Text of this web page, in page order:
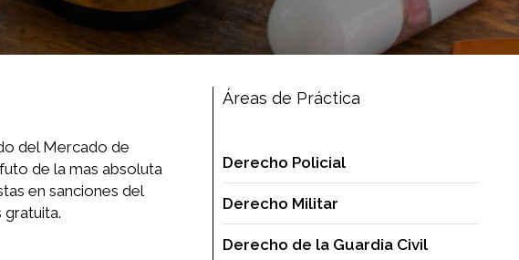
del Mercado de
de la mas absoluta
en sanciones del
Áreas de Práctica
Derecho Policial
Derecho Militar
Derecho de la Guardia Civil